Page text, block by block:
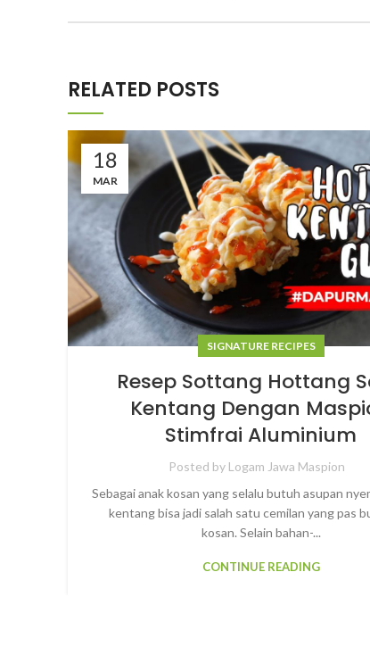
RELATED POSTS
18
MAR
SIGNATURE RECIPES
Resep Sottang Hottang
Kentang Dengan
Stimfrai Aluminium
Posted by Logam Jawa Maspion
Sebagai anak kosan yang selalu butuh asupan
kentang bisa jadi salah satu cemilan yang pas
kosan. Selain bahan-...
CONTINUE READING